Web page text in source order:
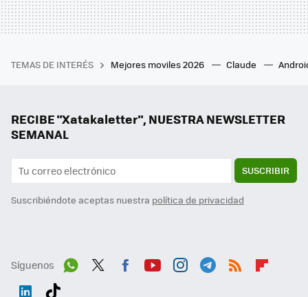
TEMAS DE INTERÉS Mejores moviles 2026 Claude
RECIBE "Xatakaletter", NUESTRA NEWSLETTER
SEMANAL
SUSCRIBIR
Suscribiéndote aceptas nuestra política de privacidad
Síguenos